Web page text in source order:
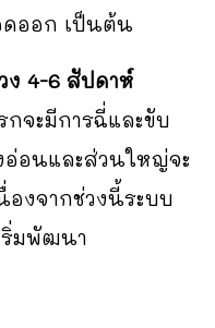
ออก เป็นต้น
4-6 สัปดาห์
ะมีการฉี่และขับ
อนและส่วนใหญ่จะ
องจากช่วงนี้ระบบ
ริ่มพัฒนา